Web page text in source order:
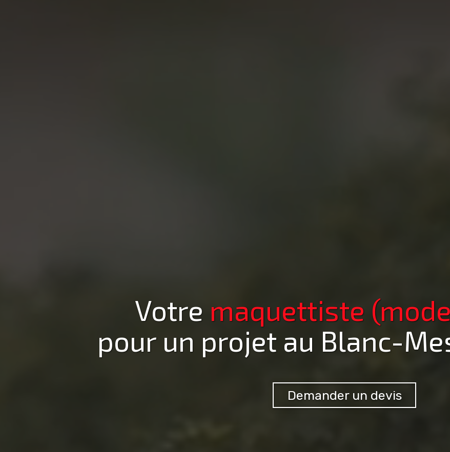
Votre maquettiste
pour un projet au Blanc-
Demander un devis